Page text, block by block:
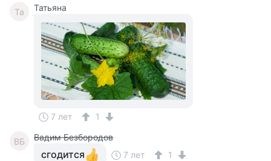
Та Татьяна
7 лет 1
ВБ Вадим Безбородов
сгодится 7 лет 1